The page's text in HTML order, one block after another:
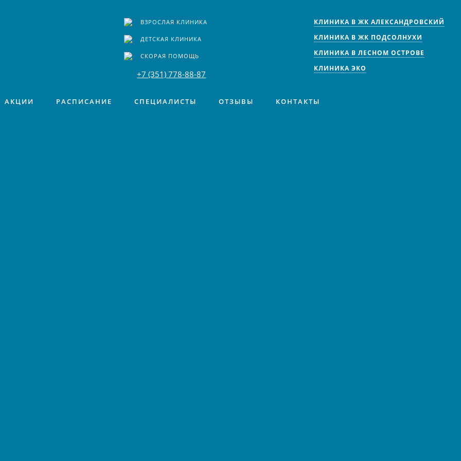
ВЗРОСЛАЯ КЛИНИКА
ДЕТСКАЯ КЛИНИКА
СКОРАЯ ПОМОЩЬ
+7 (351) 778-88-87
КЛИНИКА В ЖК АЛЕКСАНДРОВСКИЙ
КЛИНИКА В ЖК ПОДСОЛНУХИ
КЛИНИКА В ЛЕСНОМ ОСТРОВЕ
КЛИНИКА ЭКО
АКЦИИ РАСПИСАНИЕ СПЕЦИАЛИСТЫ ОТЗЫВЫ КОНТАКТЫ